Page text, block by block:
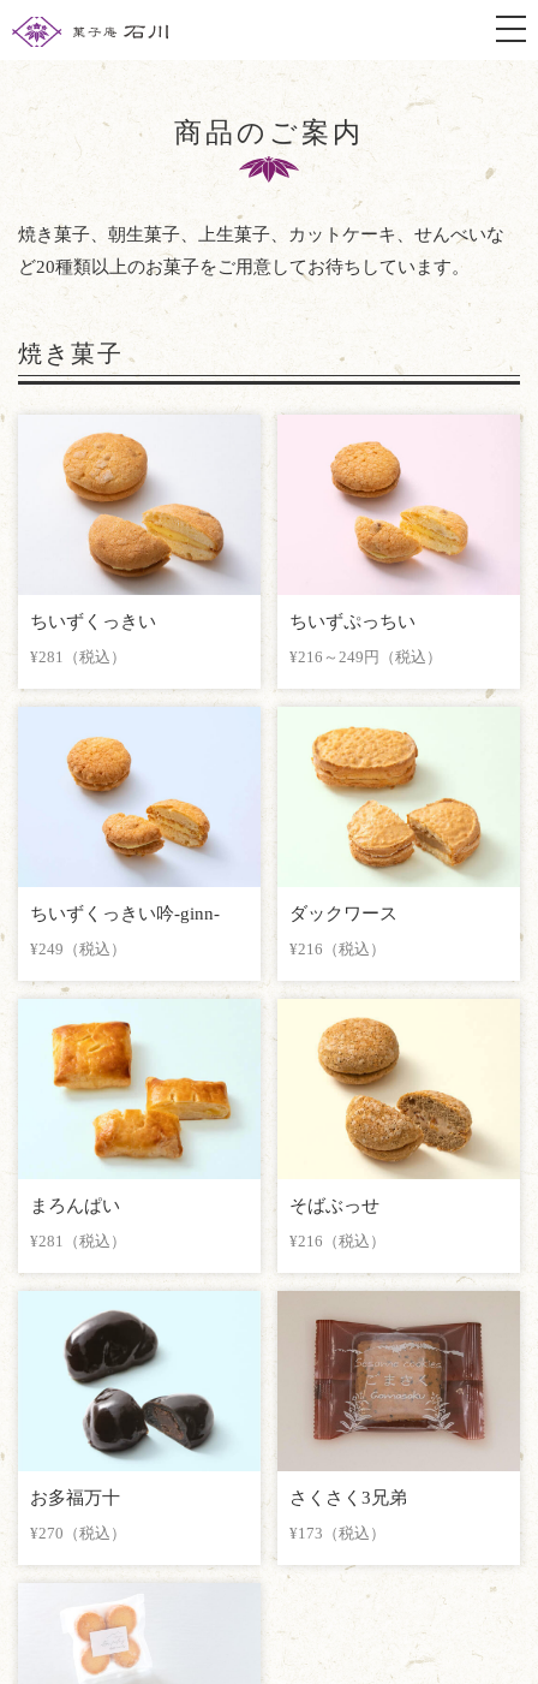
商品のご案内
焼き菓子、朝生菓子、上生菓子、カットケーキ、せんべいな
ど20種類以上のお菓子をご用意してお待ちしています。
焼き菓子
ちいずくっきい
¥281（税込）
ちいずぷっちい
¥216～249円（税込）
ちいずくっきい吟-ginn-
¥249（税込）
ダックワース
¥216（税込）
まろんぱい
¥281（税込）
そばぶっせ
¥216（税込）
お多福万十
¥270（税込）
さくさく3兄弟
¥173（税込）